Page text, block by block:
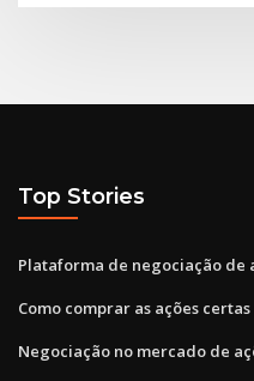
Top Stories
Plataforma de negociação de
Como comprar as ações
Negociação no mercado de